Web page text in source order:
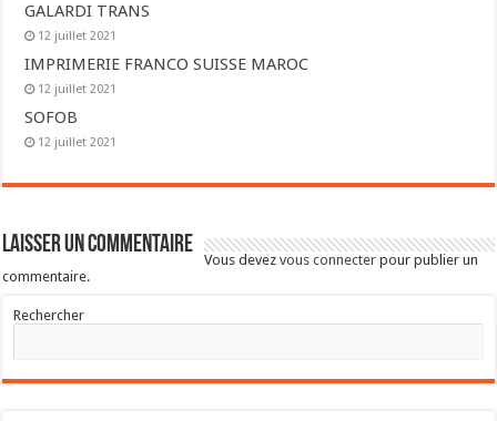
GALARDI TRANS
12 juillet 2021
IMPRIMERIE FRANCO SUISSE MAROC
12 juillet 2021
SOFOB
12 juillet 2021
Laisser un commentaire
Vous devezvous connecter pour publier un
commentaire.
Rechercher